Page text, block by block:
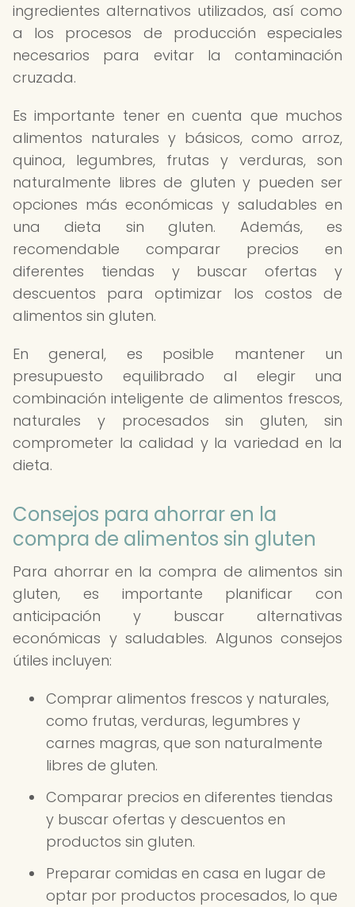
ingredientes alternativos utilizados, así como
a los procesos de producción especiales
necesarios para evitar la contaminación
cruzada.
Es importante tener en cuenta que muchos
alimentos naturales y básicos, como arroz,
quinoa, legumbres, frutas y verduras, son
naturalmente libres de gluten y pueden ser
opciones más económicas y saludables en
una dieta sin gluten. Además, es
recomendable comparar precios en
diferentes tiendas y buscar ofertas y
descuentos para optimizar los costos de
alimentos sin gluten.
En general, es posible mantener un
presupuesto equilibrado al elegir una
combinación inteligente de alimentos frescos,
naturales y procesados sin gluten, sin
comprometer la calidad y la variedad en la
dieta.
Consejos para ahorrar en la
compra de alimentos sin gluten
Para ahorrar en la compra de alimentos sin
gluten, es importante planificar con
anticipación y buscar alternativas
económicas y saludables. Algunos consejos
útiles incluyen:
Comprar alimentos frescos y naturales,
como frutas, verduras, legumbres y
carnes magras, que son naturalmente
libres de gluten.
Comparar precios en diferentes tiendas
y buscar ofertas y descuentos en
productos sin gluten.
Preparar comidas en casa en lugar de
optar por productos procesados, lo que